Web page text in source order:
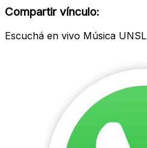
modal
Compartir vínculo:
Escuchá en vivo Música UNSL